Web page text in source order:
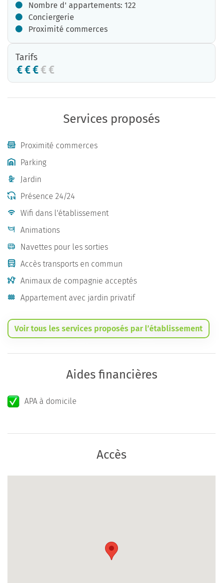
Nombre d' appartements: 122
Conciergerie
Proximité commerces
Tarifs
Services proposés
Proximité commerces
Parking
Jardin
Présence 24/24
Wifi dans l'établissement
Animations
Navettes pour les sorties
Accès transports en commun
Animaux de compagnie acceptés
Appartement avec jardin privatif
Voir tous les services proposés par l’établissement
Aides financières
APA à domicile
Accès